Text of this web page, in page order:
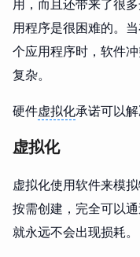
用程序是很困难的。
个应用程序时，软件
复杂。
硬件虚拟化承诺可以解
虚拟化
虚拟化使用软件来模
按需创建，完全可以
就永远不会出现损耗。